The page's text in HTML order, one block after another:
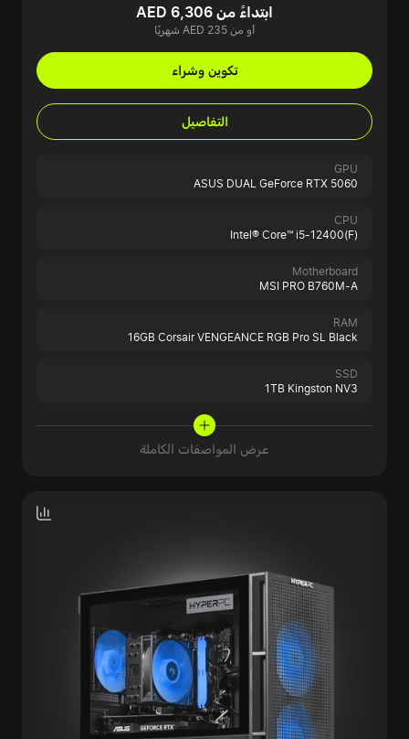
ابتداءً من AED 6,306
أو من AED 235 شهريًا
تكوين وشراء
التفاصيل
GPU
ASUS DUAL GeForce RTX 5060
CPU
Intel® Core™ i5-12400(F)
Motherboard
MSI PRO B760M-A
RAM
16GB Corsair VENGEANCE RGB Pro SL Black
SSD
1TB Kingston NV3
عرض المواصفات الكاملة